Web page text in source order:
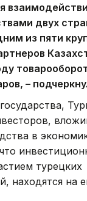
двух
из пяти
–
в
турецких
находятся на